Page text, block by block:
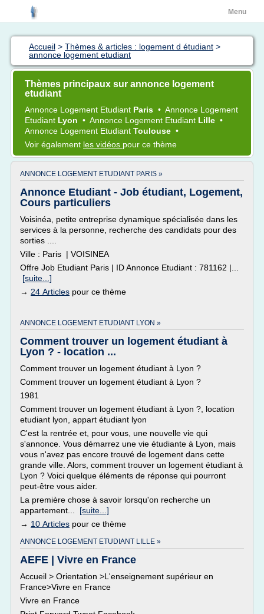
Menu
Accueil > Thèmes & articles : logement d étudiant >
annonce logement etudiant
Thèmes principaux sur annonce logement
etudiant
Annonce Logement Etudiant Paris • Annonce Logement
Etudiant Lyon • Annonce Logement Etudiant Lille •
Annonce Logement Etudiant Toulouse •
Voir également les vidéos pour ce thème
ANNONCE LOGEMENT ETUDIANT PARIS »
Annonce Etudiant - Job étudiant, Logement,
Cours particuliers
Voisinéa, petite entreprise dynamique spécialisée dans les
services à la personne, recherche des candidats pour des
sorties ....
Ville : Paris | VOISINEA
Offre Job Etudiant Paris | ID Annonce Etudiant : 781162 |...
[suite...]
→ 24 Articles pour ce thème
ANNONCE LOGEMENT ETUDIANT LYON »
Comment trouver un logement étudiant à
Lyon ? - location ...
Comment trouver un logement étudiant à Lyon ?
Comment trouver un logement étudiant à Lyon ?
1981
Comment trouver un logement étudiant à Lyon ?, location
etudiant lyon, appart étudiant lyon
C'est la rentrée et, pour vous, une nouvelle vie qui
s'annonce. Vous démarrez une vie étudiante à Lyon, mais
vous n'avez pas encore trouvé de logement dans cette
grande ville. Alors, comment trouver un logement étudiant à
Lyon ? Voici quelque éléments de réponse qui pourront
peut-être vous aider.
La première chose à savoir lorsqu'on recherche un
appartement... [suite...]
→ 10 Articles pour ce thème
ANNONCE LOGEMENT ETUDIANT LILLE »
AEFE | Vivre en France
Accueil > Orientation >L'enseignement supérieur en
France>Vivre en France
Vivre en France